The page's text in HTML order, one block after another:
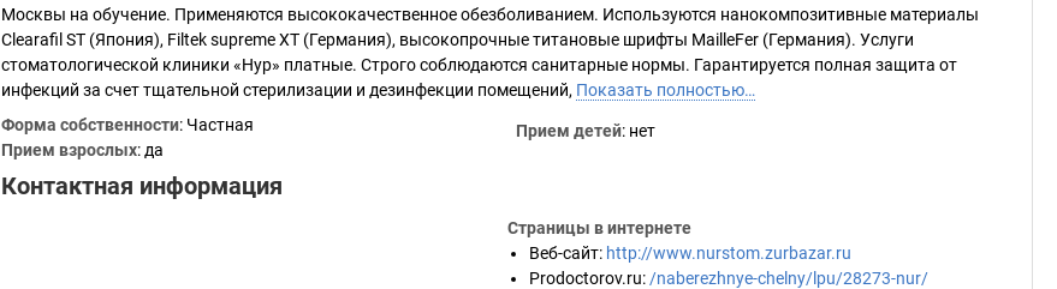
Москвы на обучение. Применяются высококачественное обезболиванием. Используются нанокомпозитивные материалы
Clearafil ST (Япония), Filtek supreme XT (Германия), высокопрочные титановые шрифты MailleFer (Германия). Услуги
стоматологической клиники «Нур» платные. Строго соблюдаются санитарные нормы. Гарантируется полная защита от
инфекций за счет тщательной стерилизации и дезинфекции помещений, Показать полностью…
Форма собственности: Частная
Прием взрослых: да
Прием детей: нет
Контактная информация
Страницы в интернете
Веб-сайт: http://www.nurstom.zurbazar.ru
Prodoctorov.ru: /naberezhnye-chelny/lpu/28273-nur/